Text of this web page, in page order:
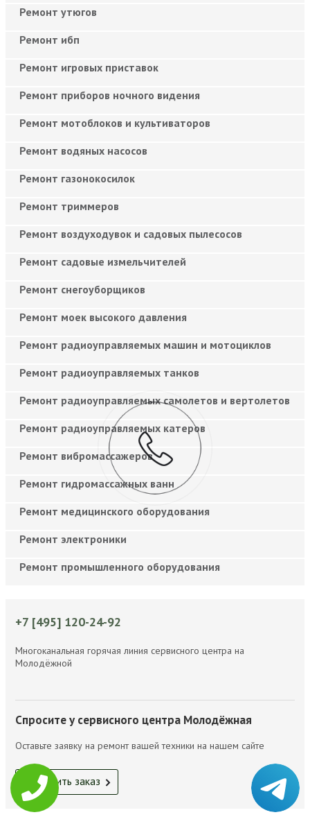
Ремонт утюгов
Ремонт ибп
Ремонт игровых приставок
Ремонт приборов ночного видения
Ремонт мотоблоков и культиваторов
Ремонт водяных насосов
Ремонт газонокосилок
Ремонт триммеров
Ремонт воздуходувок и садовых пылесосов
Ремонт садовые измельчителей
Ремонт снегоуборщиков
Ремонт моек высокого давления
Ремонт радиоуправляемых машин и мотоциклов
Ремонт радиоуправляемых танков
Ремонт радиоуправляемых самолетов и вертолетов
Ремонт радиоуправляемых катеров
Ремонт вибромассажеров
Ремонт гидромассажных ванн
Ремонт медицинского оборудования
Ремонт электроники
Ремонт промышленного оборудования
+7 [495] 120-24-92
Многоканальная горячая линия сервисного центра на
Молодёжной
Спросите у сервисного центра Молодёжная
Оставьте заявку на ремонт вашей техники на нашем сайте
Оформить заказ